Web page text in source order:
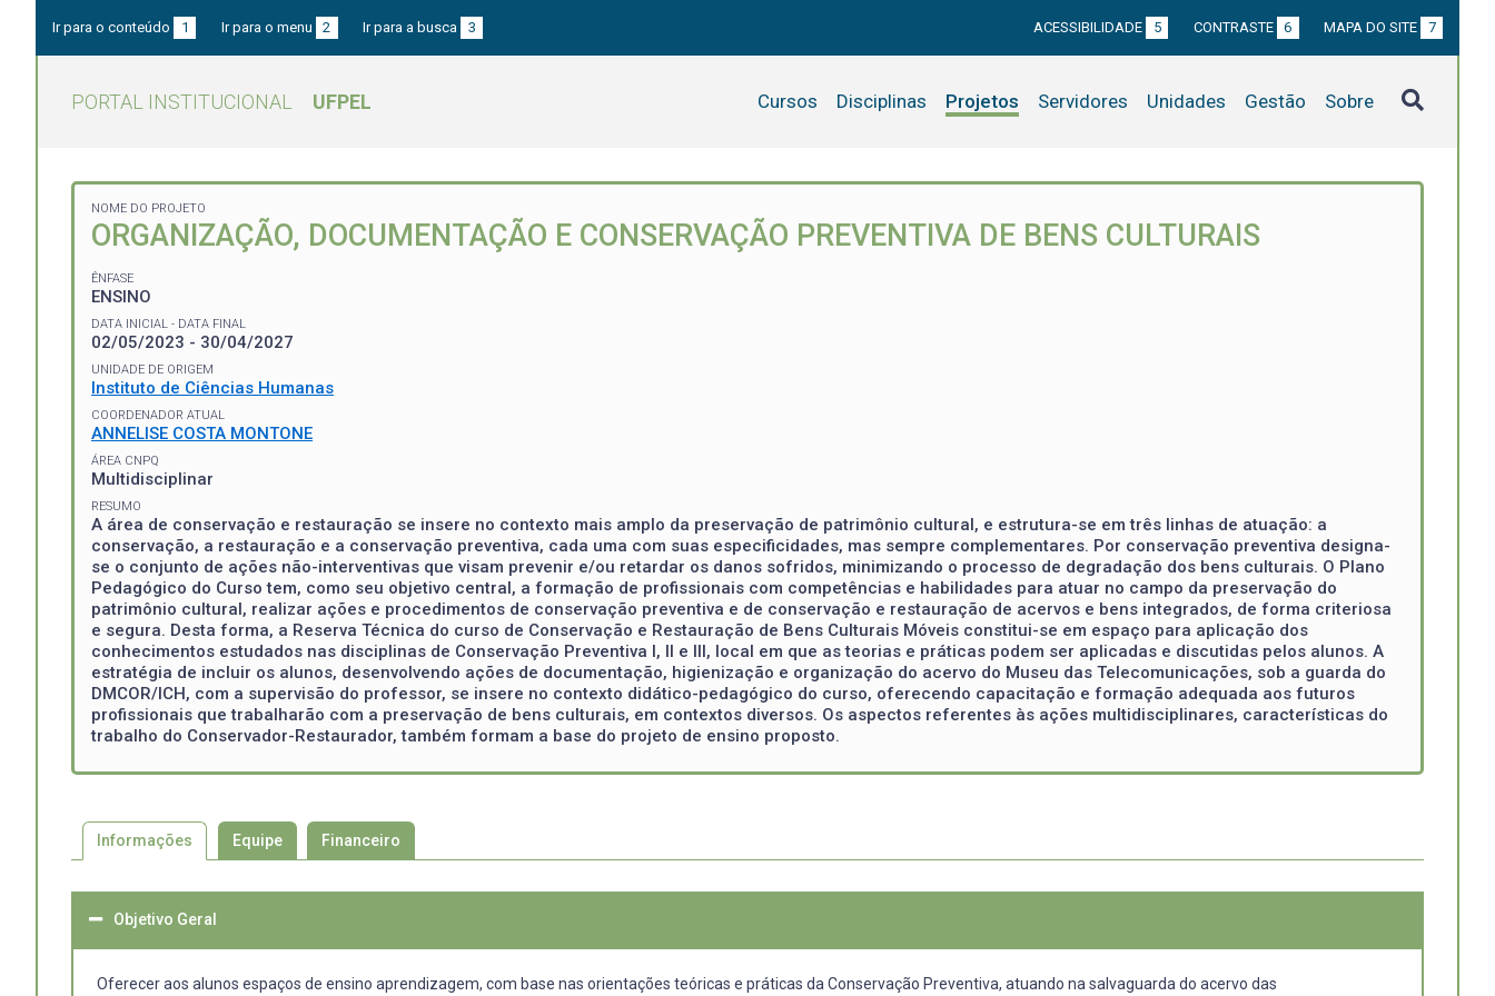
Ir para o conteúdo 1 Ir para o menu 2 Ir para a busca 3 ACESSIBILIDADE 5 CONTRASTE 6 MAPA DO SITE 7
PORTAL INSTITUCIONAL UFPEL Cursos Disciplinas Projetos Servidores Unidades Gestão Sobre
NOME DO PROJETO
ORGANIZAÇÃO, DOCUMENTAÇÃO E CONSERVAÇÃO PREVENTIVA DE BENS CULTURAIS
ÊNFASE
ENSINO
DATA INICIAL - DATA FINAL
02/05/2023 - 30/04/2027
UNIDADE DE ORIGEM
Instituto de Ciências Humanas
COORDENADOR ATUAL
ANNELISE COSTA MONTONE
ÁREA CNPQ
Multidisciplinar
RESUMO
A área de conservação e restauração se insere no contexto mais amplo da preservação de patrimônio cultural, e estrutura-se em três linhas de atuação: a
conservação, a restauração e a conservação preventiva, cada uma com suas especificidades, mas sempre complementares. Por conservação preventiva designa-
se o conjunto de ações não-interventivas que visam prevenir e/ou retardar os danos sofridos, minimizando o processo de degradação dos bens culturais. O Plano
Pedagógico do Curso tem, como seu objetivo central, a formação de profissionais com competências e habilidades para atuar no campo da preservação do
patrimônio cultural, realizar ações e procedimentos de conservação preventiva e de conservação e restauração de acervos e bens integrados, de forma criteriosa
e segura. Desta forma, a Reserva Técnica do curso de Conservação e Restauração de Bens Culturais Móveis constitui-se em espaço para aplicação dos
conhecimentos estudados nas disciplinas de Conservação Preventiva I, II e III, local em que as teorias e práticas podem ser aplicadas e discutidas pelos alunos. A
estratégia de incluir os alunos, desenvolvendo ações de documentação, higienização e organização do acervo do Museu das Telecomunicações, sob a guarda do
DMCOR/ICH, com a supervisão do professor, se insere no contexto didático-pedagógico do curso, oferecendo capacitação e formação adequada aos futuros
profissionais que trabalharão com a preservação de bens culturais, em contextos diversos. Os aspectos referentes às ações multidisciplinares, características do
trabalho do Conservador-Restaurador, também formam a base do projeto de ensino proposto.
Informações Equipe Financeiro
Objetivo Geral
Oferecer aos alunos espaços de ensino aprendizagem, com base nas orientações teóricas e práticas da Conservação Preventiva, atuando na salvaguarda do acervo das